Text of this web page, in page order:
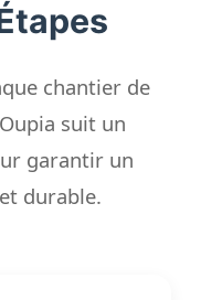
chantier de
suit un
garantir un
durable.